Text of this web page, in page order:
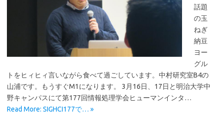
話題
の玉
ねぎ
納豆
ヨー
グル
トをヒィヒィ言いながら食べて過ごしています。中村研究室B4の
山浦です。もうすぐM1になります。 3月16日、17日と明治大学中
野キャンパスにて第177回情報処理学会ヒューマンインタ…
Read More: SIGHCI177で… »